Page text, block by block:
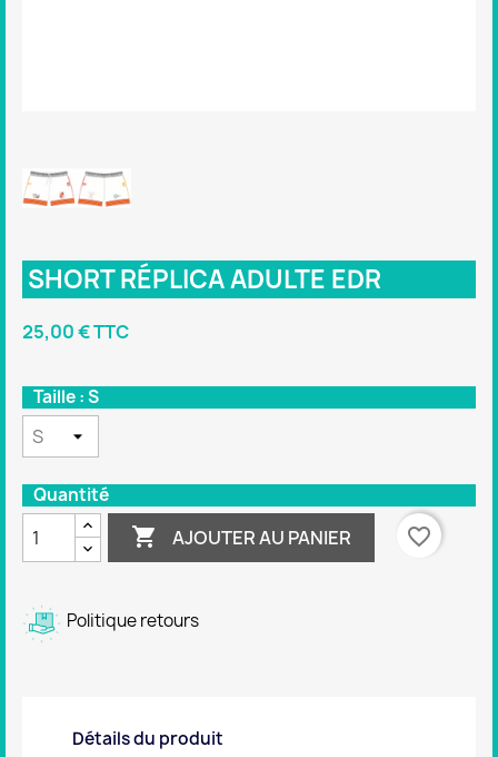
SHORT RÉPLICA ADULTE EDR
25,00 € TTC
Taille : S
Quantité
 AJOUTER AU PANIER favorite_border
Politique retours
Détails du produit